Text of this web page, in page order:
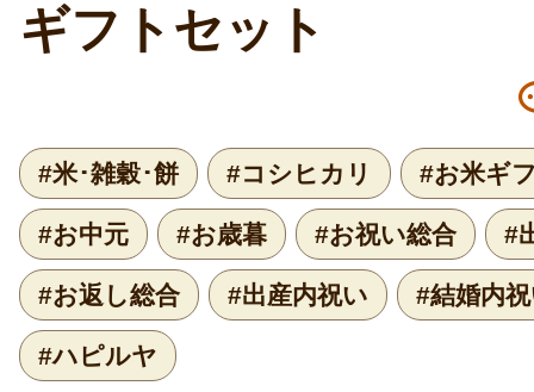
ギフトセット
#米･雑穀･餅 #コシヒカリ #お米ギ
#お中元 #お歳暮 #お祝い総合 #
#お返し総合 #出産内祝い #結婚内
#ハピルヤ